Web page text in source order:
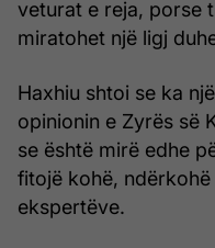
veturat e reja, porse
miratohet një ligj
Haxhiu shtoi se ka
opinionin e Zyrës së
se është mirë edhe
fitojë kohë,
ekspertëve.